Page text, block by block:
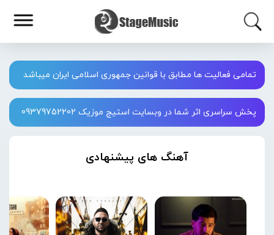
تمامی فعالیت ها مطابق با قوانین جمهوری اسلامی ایران میباشد
پخش سراسری اثر شما در وبسایت استیج موزیک 09379752202
آهنگ های پیشنهادی